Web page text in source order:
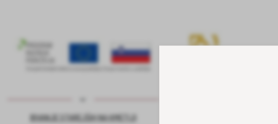
BIVANJE STAREJŠIH NA KMETIJI
KADROVSKE